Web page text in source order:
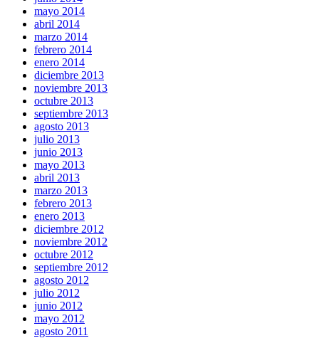
mayo 2014
abril 2014
marzo 2014
febrero 2014
enero 2014
diciembre 2013
noviembre 2013
octubre 2013
septiembre 2013
agosto 2013
julio 2013
junio 2013
mayo 2013
abril 2013
marzo 2013
febrero 2013
enero 2013
diciembre 2012
noviembre 2012
octubre 2012
septiembre 2012
agosto 2012
julio 2012
junio 2012
mayo 2012
agosto 2011